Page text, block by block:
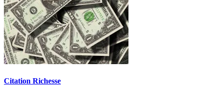
Citation Richesse